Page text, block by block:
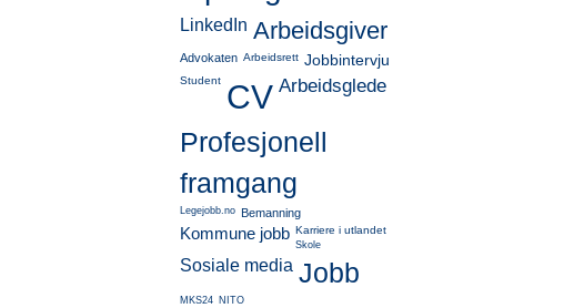
LinkedIn Arbeidsgiver
Advokaten Arbeidsrett Jobbintervju
Student CV Arbeidsglede
Profesjonell
framgang
Legejobb.no Bemanning
Kommune jobb Karriere i utlandet
Skole
Sosiale media Jobb
MKS24 NITO